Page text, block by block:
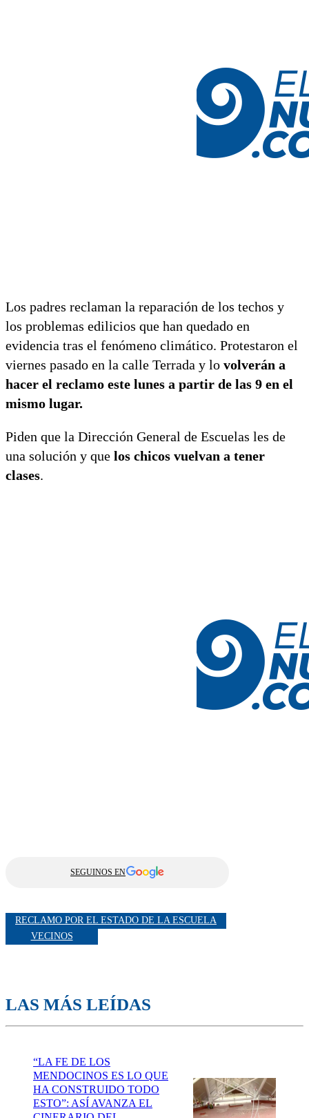
Los padres reclaman la reparación de los techos y
los problemas edilicios que han quedado en
evidencia tras el fenómeno climático. Protestaron el
viernes pasado en la calle Terrada y lo volverán a
hacer el reclamo este lunes a partir de las 9 en el
mismo lugar.
Piden que la Dirección General de Escuelas les de
una solución y que los chicos vuelvan a tener
clases.
SEGUINOS EN
RECLAMO POR EL ESTADO DE LA ESCUELA
VECINOS
LAS MÁS LEÍDAS
“LA FE DE LOS
MENDOCINOS ES LO QUE
HA CONSTRUIDO TODO
ESTO”: ASÍ AVANZA EL